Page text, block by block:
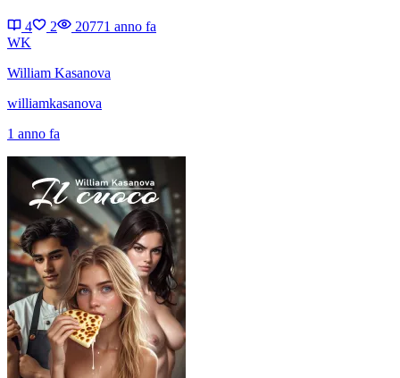
4 2 20771 anno fa
WK
William Kasanova
williamkasanova
1 anno fa